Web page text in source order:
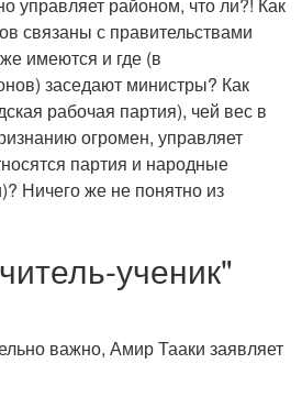
связаны с правительствами
имеются и где (в
заседают министры? Как
рабочая партия), чей вес в
огромен, управляет
партия и народные
Ничего же не понятно из
ученик"
важно, Амир Тааки заявляет